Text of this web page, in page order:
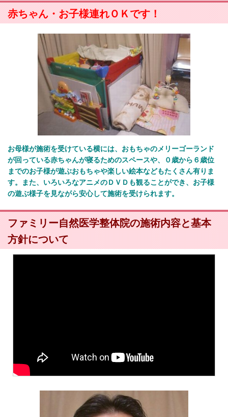
赤ちゃん・お子様連れＯＫです！
お母様が施術を受けている横には、おもちゃのメリーゴーランド
が回っている赤ちゃんが寝るためのスペースや、０歳から６歳位
までのお子様が遊ぶおもちゃや楽しい絵本などもたくさん有りま
す。また、いろいろなアニメのＤＶＤも観ることができ、お子様
の遊ぶ様子を見ながら安心して施術を受けられます。
ファミリー自然医学整体院の施術内容と基本
方針について